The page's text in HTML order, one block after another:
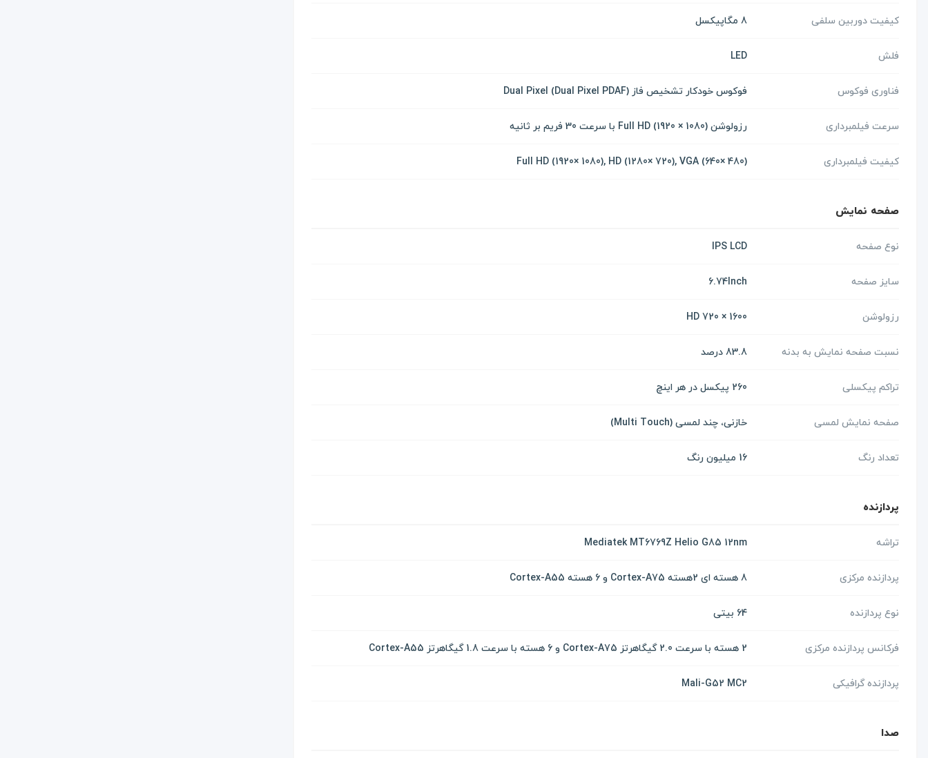
کیفیت دوربین سلفی 8 مگاپیکسل
فلش LED
فناوری فوکوس فوکوس خودکار تشخیص فاز Dual Pixel (Dual Pixel PDAF)
سرعت فیلمبرداری رزولوشن (1080 × 1920) Full HD با سرعت 30 فریم بر ثانیه
کیفیت فیلمبرداری (Full HD (1920× 1080), HD (1280× 720), VGA (640× 480
صفحه نمایش
نوع صفحه IPS LCD
سایز صفحه 6.74Inch
رزولوشن 1600 × 720 HD
نسبت صفحه نمایش به بدنه 83.8 درصد
تراکم پیکسلی 260 پیکسل در هر اینچ
صفحه نمایش لمسی خازنی، چند لمسی (Multi Touch)
تعداد رنگ 16 میلیون رنگ
پردازنده
تراشه Mediatek MT6769Z Helio G85 12nm
پردازنده مرکزی 8 هسته ای 2هسته Cortex-A75 و 6 هسته Cortex-A55
نوع پردازنده 64 بیتی
فرکانس پردازنده مرکزی 2 هسته با سرعت 2.0 گیگاهرتز Cortex-A75 و 6 هسته با سرعت 1.8 گیگاهرتز Cortex-A55
پردازنده گرافیکی Mali-G52 MC2
صدا